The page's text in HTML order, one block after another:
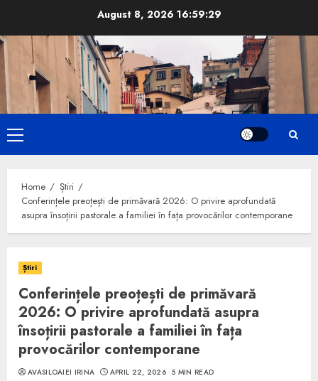
content
August 8, 2026 16:59:30
Primary
Menu
Home
Știri
Conferințele preoțești de primăvară 2026: O privire aprofundată
asupra însoțirii pastorale a familiei în fața provocărilor contemporane
Știri
Conferințele preoțești de primăvară
2026: O privire aprofundată asupra
însoțirii pastorale a familiei în fața
provocărilor contemporane
AVASILOAIEI IRINA APRIL 22, 2026 5 MIN READ